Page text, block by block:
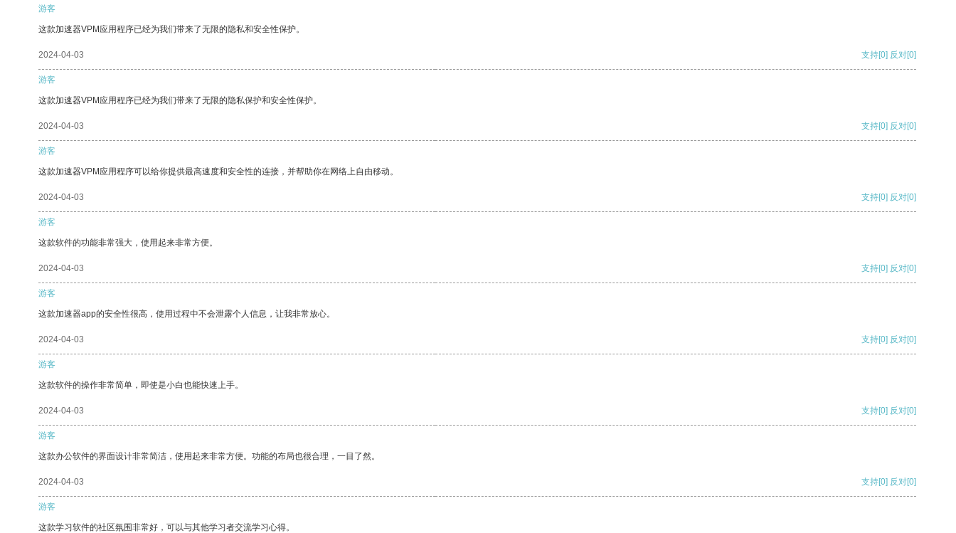
游客
这款加速器VPM应用程序已经为我们带来了无限的隐私和安全性保护。
2024-04-03 支持[0] 反对[0]
游客
这款加速器VPM应用程序已经为我们带来了无限的隐私保护和安全性保护。
2024-04-03 支持[0] 反对[0]
游客
这款加速器VPM应用程序可以给你提供最高速度和安全性的连接，并帮助你在网络上自由移动。
2024-04-03 支持[0] 反对[0]
游客
这款软件的功能非常强大，使用起来非常方便。
2024-04-03 支持[0] 反对[0]
游客
这款加速器app的安全性很高，使用过程中不会泄露个人信息，让我非常放心。
2024-04-03 支持[0] 反对[0]
游客
这款软件的操作非常简单，即使是小白也能快速上手。
2024-04-03 支持[0] 反对[0]
游客
这款办公软件的界面设计非常简洁，使用起来非常方便。功能的布局也很合理，一目了然。
2024-04-03 支持[0] 反对[0]
游客
这款学习软件的社区氛围非常好，可以与其他学习者交流学习心得。